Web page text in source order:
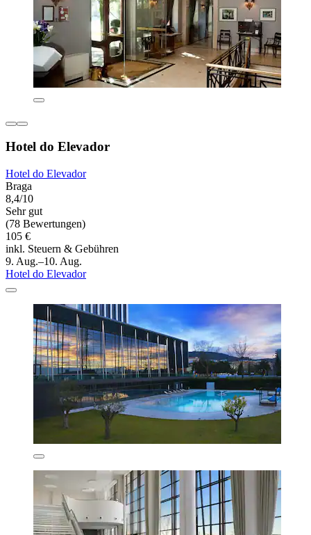
Hotel do Elevador
Hotel do Elevador
Braga
8,4/10
Sehr gut
(78 Bewertungen)
105 €
inkl. Steuern & Gebühren
9. Aug.–10. Aug.
Hotel do Elevador